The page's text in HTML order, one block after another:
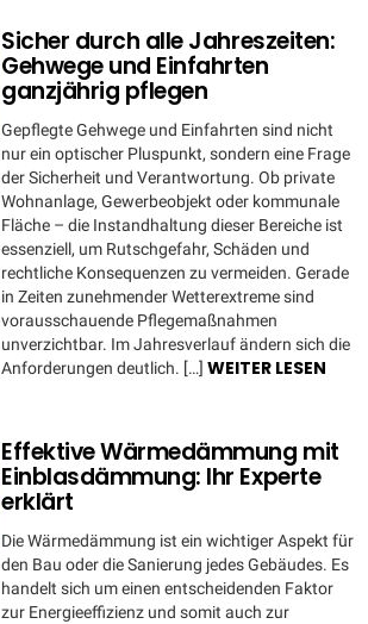
Sicher durch alle Jahreszeiten:
Gehwege und Einfahrten
ganzjährig pflegen
Gepflegte Gehwege und Einfahrten sind nicht
nur ein optischer Pluspunkt, sondern eine Frage
der Sicherheit und Verantwortung. Ob private
Wohnanlage, Gewerbeobjekt oder kommunale
Fläche – die Instandhaltung dieser Bereiche ist
essenziell, um Rutschgefahr, Schäden und
rechtliche Konsequenzen zu vermeiden. Gerade
in Zeiten zunehmender Wetterextreme sind
vorausschauende Pflegemaßnahmen
unverzichtbar. Im Jahresverlauf ändern sich die
Anforderungen deutlich. […] WEITER LESEN
Effektive Wärmedämmung mit
Einblasdämmung: Ihr Experte
erklärt
Die Wärmedämmung ist ein wichtiger Aspekt für
den Bau oder die Sanierung jedes Gebäudes. Es
handelt sich um einen entscheidenden Faktor
zur Energieeffizienz und somit auch zur